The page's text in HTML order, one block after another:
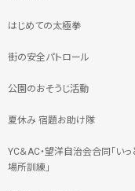
はじめての太極拳
街の安全パトロール
公園のおそうじ活動
夏休み 宿題お助け隊
YC＆AC・望洋自治会合同「い
場所訓練」